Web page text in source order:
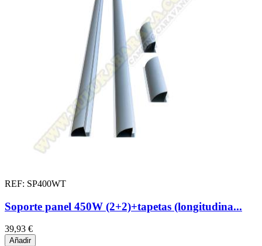
REF: SP400WT
Soporte panel 450W (2+2)+tapetas (longitudina...
39,93 €
Añadir